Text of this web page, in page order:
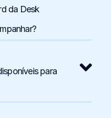
da Desk
para